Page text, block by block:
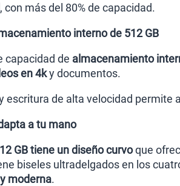
, con más del 80% de capacidad.
interno de 512 GB
capacidad de almacenamiento
en 4ky documentos.
escritura de alta velocidad permite
a tu mano
GB tiene un diseño curvoque
biseles ultradelgados en los
moderna.